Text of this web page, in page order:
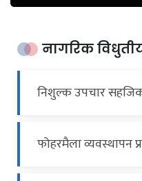
नागरिक
निशुल्क उपचार
फोहरमैला व्यवस्थापन